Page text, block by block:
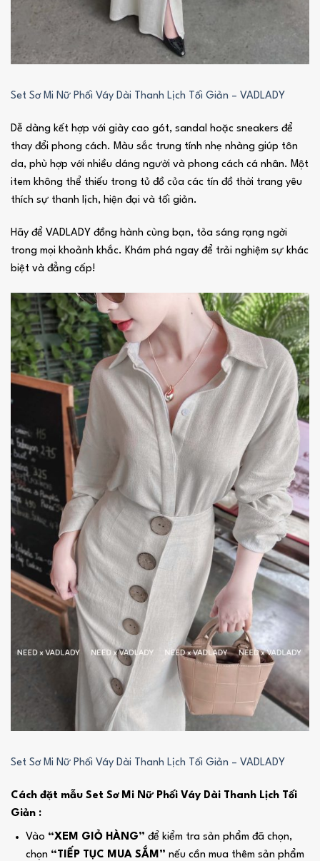
Set Sơ Mi Nữ Phối Váy Dài Thanh Lịch Tối Giản – VADLADY
Dễ dàng kết hợp với giày cao gót, sandal hoặc sneakers để
thay đổi phong cách. Màu sắc trung tính nhẹ nhàng giúp tôn
da, phù hợp với nhiều dáng người và phong cách cá nhân. Một
item không thể thiếu trong tủ đồ của các tín đồ thời trang yêu
thích sự thanh lịch, hiện đại và tối giản.
Hãy để VADLADY đồng hành cùng bạn, tỏa sáng rạng ngời
trong mọi khoảnh khắc. Khám phá ngay để trải nghiệm sự khác
biệt và đẳng cấp!
Set Sơ Mi Nữ Phối Váy Dài Thanh Lịch Tối Giản – VADLADY
Cách đặt mẫu Set Sơ Mi Nữ Phối Váy Dài Thanh Lịch Tối
Giản :
Vào “XEM GIỎ HÀNG” để kiểm tra sản phẩm đã chọn,
chọn “TIẾP TỤC MUA SẮM” nếu cần mua thêm sản phẩm